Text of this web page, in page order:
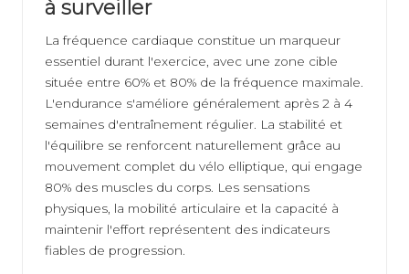
à surveiller
La fréquence cardiaque constitue un marqueur
essentiel durant l'exercice, avec une zone cible
située entre 60% et 80% de la fréquence maximale.
L'endurance s'améliore généralement après 2 à 4
semaines d'entraînement régulier. La stabilité et
l'équilibre se renforcent naturellement grâce au
mouvement complet du vélo elliptique, qui engage
80% des muscles du corps. Les sensations
physiques, la mobilité articulaire et la capacité à
maintenir l'effort représentent des indicateurs
fiables de progression.